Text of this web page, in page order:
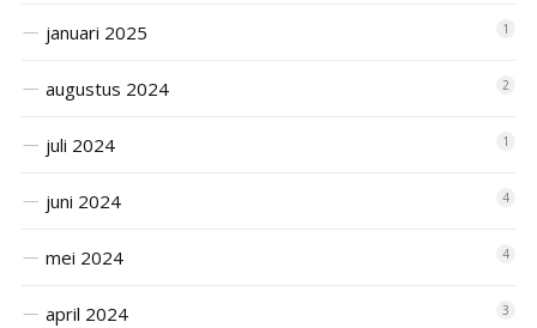
januari 2025 1
augustus 2024 2
juli 2024 1
juni 2024 4
mei 2024 4
april 2024 3